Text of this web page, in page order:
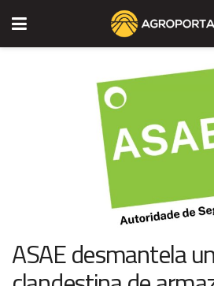
ASAE desmantela